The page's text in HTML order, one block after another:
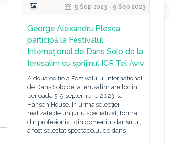
5 Sep 2023 - 9 Sep 2023
George Alexandru Pleșca
participă la Festivalul
Internaţional de Dans Solo de la
Ierusalim cu sprijinul ICR Tel Aviv
A doua ediție a Festivalului Internațional
de Dans Solo de la Ierusalim are loc în
perioada 5-9 septembrie 2023, la
Hansen House. În urma selecției
realizate de un juriu specializat, format
din profesioniști din domeniul dansului,
a fost selectat spectacolul de dans